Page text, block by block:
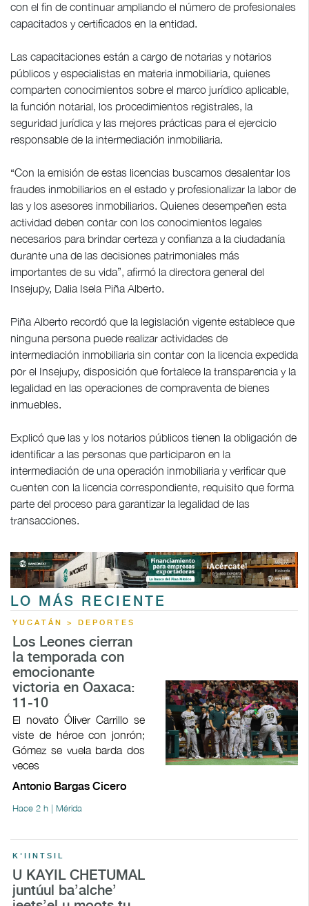
con el fin de continuar ampliando el número de profesionales
capacitados y certificados en la entidad.
Las capacitaciones están a cargo de notarias y notarios
públicos y especialistas en materia inmobiliaria, quienes
comparten conocimientos sobre el marco jurídico aplicable,
la función notarial, los procedimientos registrales, la
seguridad jurídica y las mejores prácticas para el ejercicio
responsable de la intermediación inmobiliaria.
“Con la emisión de estas licencias buscamos desalentar los
fraudes inmobiliarios en el estado y profesionalizar la labor de
las y los asesores inmobiliarios. Quienes desempeñen esta
actividad deben contar con los conocimientos legales
necesarios para brindar certeza y confianza a la ciudadanía
durante una de las decisiones patrimoniales más
importantes de su vida”, afirmó la directora general del
Insejupy, Dalia Isela Piña Alberto.
Piña Alberto recordó que la legislación vigente establece que
ninguna persona puede realizar actividades de
intermediación inmobiliaria sin contar con la licencia expedida
por el Insejupy, disposición que fortalece la transparencia y la
legalidad en las operaciones de compraventa de bienes
inmuebles.
Explicó que las y los notarios públicos tienen la obligación de
identificar a las personas que participaron en la
intermediación de una operación inmobiliaria y verificar que
cuenten con la licencia correspondiente, requisito que forma
parte del proceso para garantizar la legalidad de las
transacciones.
LO MÁS RECIENTE
YUCATÁN > DEPORTES
Los Leones cierran
la temporada con
emocionante
victoria en Oaxaca:
11-10
El novato Óliver Carrillo se
viste de héroe con jonrón;
Gómez se vuela barda dos
veces
Antonio Bargas Cicero
Hace 2 h | Mérida
K'IINTSIL
U KAYIL CHETUMAL
juntúul ba’alche’